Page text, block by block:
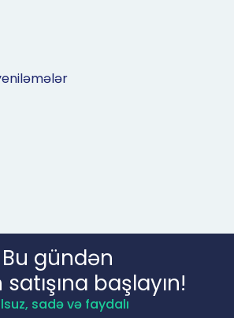
Bu gündən
başlayın!
sadə və faydalı